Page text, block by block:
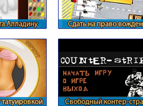
Алладину
Сдать на право
Свободный контер-